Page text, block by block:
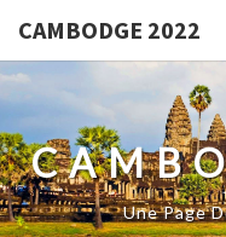
CAMBODGE 2022
Une Page